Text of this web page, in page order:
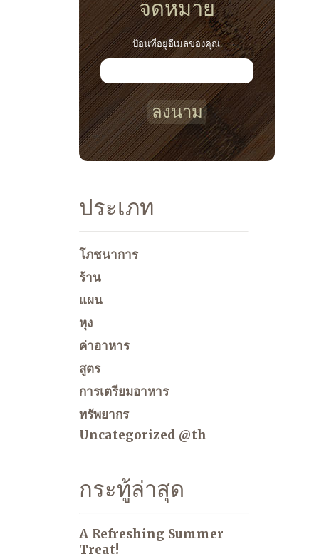
จดหมาย
ป้อนที่อยู่อีเมลของคุณ:
ลงนาม
ประเภท
โภชนาการ
ร้าน
แผน
หุง
ค่าอาหาร
สูตร
การเตรียมอาหาร
ทรัพยากร
Uncategorized @th
กระทู้ล่าสุด
A Refreshing Summer
Treat!